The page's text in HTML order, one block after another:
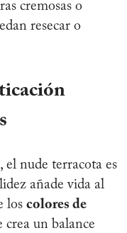
cremosas o
resecar o
el nude terracota es
añade vida al
los colores de
crea un balance